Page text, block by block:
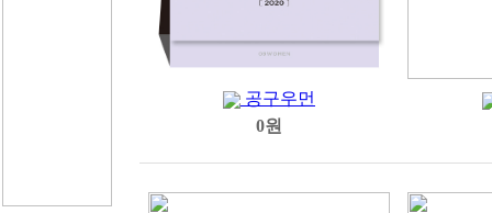
공구우먼
0원